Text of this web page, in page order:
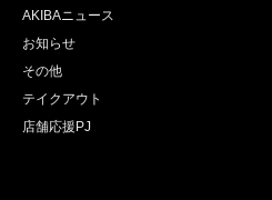
AKIBAニュース
お知らせ
その他
テイクアウト
店舗応援PJ